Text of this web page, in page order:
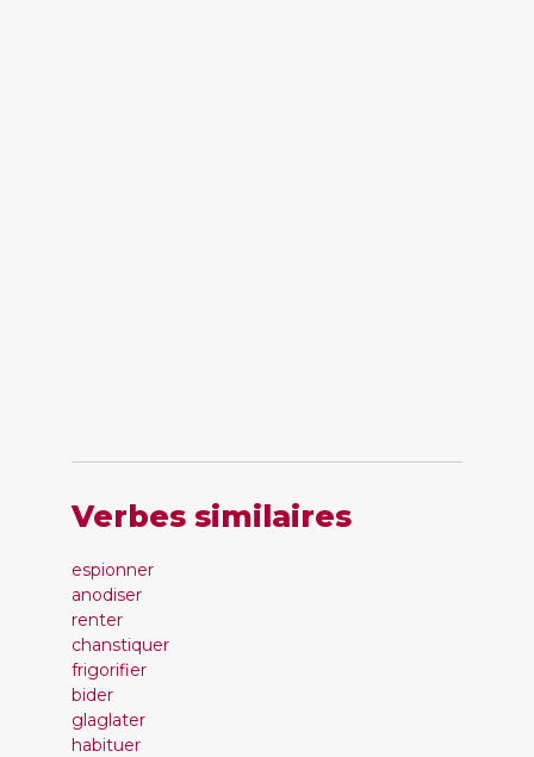
Verbes similaires
espionner
anodiser
renter
chanstiquer
frigorifier
bider
glaglater
habituer